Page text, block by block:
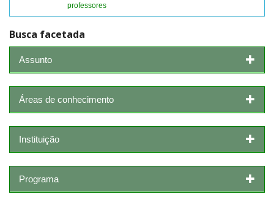
professores
Busca facetada
Assunto
Áreas de conhecimento
Instituição
Programa